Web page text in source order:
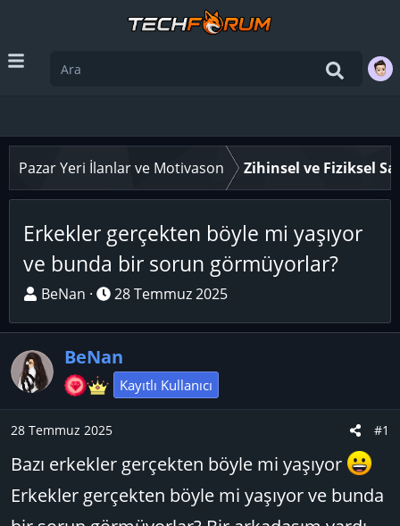
Pazar Yeri İlanlar ve Motivason Zihinsel ve Fiziksel
Erkekler gerçekten böyle mi yaşıyor
ve bunda bir sorun görmüyorlar?
K
n
u
y
ş
a
BeNan
B
ş
l
a
n
ç
a
28 Temmuz 2025
BeNan
Kayıtlı Kullanıcı
28 Temmuz 2025 #1
Bazı erkekler gerçekten böyle mi yaşıyor
Erkekler gerçekten böyle mi yaşıyor ve bunda